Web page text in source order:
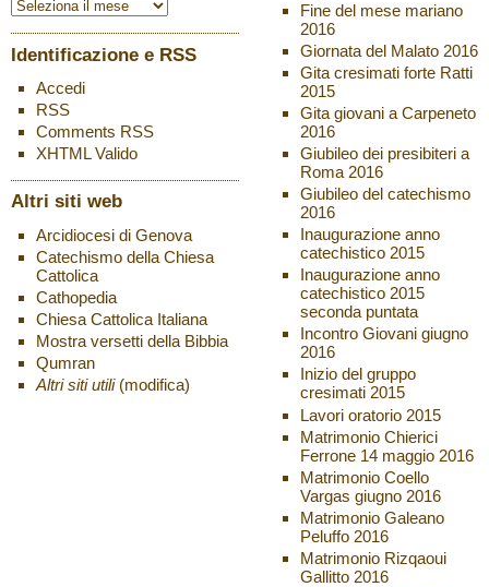
Identificazione e RSS
Accedi
RSS
Comments RSS
XHTMLValido
Altri siti web
Arcidiocesi di Genova
Catechismo della Chiesa
Cattolica
Cathopedia
Chiesa Cattolica Italiana
Mostra versetti della Bibbia
Qumran
Altri siti utili (modifica)
Fine del mese mariano
2016
Giornata del Malato 2016
Gita cresimati forte Ratti
2015
Gita giovani a Carpeneto
2016
Giubileo dei presibiteri a
Roma 2016
Giubileo del catechismo
2016
Inaugurazione anno
catechistico 2015
Inaugurazione anno
catechistico 2015
seconda puntata
Incontro Giovani giugno
2016
Inizio del gruppo
cresimati 2015
Lavori oratorio 2015
Matrimonio Chierici
Ferrone 14 maggio 2016
Matrimonio Coello
Vargas giugno 2016
Matrimonio Galeano
Peluffo 2016
Matrimonio Rizqaoui
Gallitto 2016